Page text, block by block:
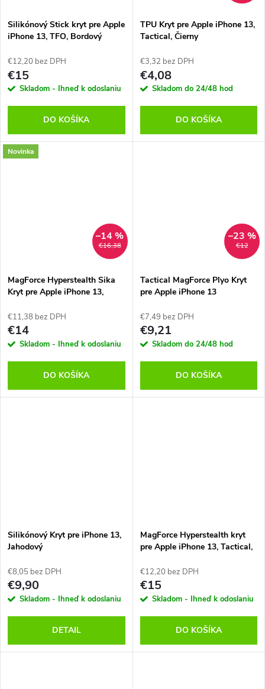
o
v
v
Silikónový Stick kryt pre Apple
iPhone 13, TFO, Bordový
€12,20 bez DPH
€15
Skladom - Ihneď k odoslaniu
DO KOŠÍKA
TPU Kryt pre Apple iPhone 13,
Tactical, Čierny
€3,32 bez DPH
€4,08
Skladom do 24/48 hod
DO KOŠÍKA
Novinka
€16,38
–14 %
MagForce Hyperstealth Sika
Kryt pre Apple iPhone 13,
€11,38 bez DPH
€14
Skladom - Ihneď k odoslaniu
DO KOŠÍKA
€12
–23 %
Tactical MagForce Plyo Kryt
pre Apple iPhone 13
€7,49 bez DPH
€9,21
Skladom do 24/48 hod
DO KOŠÍKA
Silikónový Kryt pre iPhone 13,
Jahodový
€8,05 bez DPH
€9,90
Skladom - Ihneď k odoslaniu
DETAIL
MagForce Hyperstealth kryt
pre Apple iPhone 13, Tactical,
€12,20 bez DPH
€15
Skladom - Ihneď k odoslaniu
DO KOŠÍKA